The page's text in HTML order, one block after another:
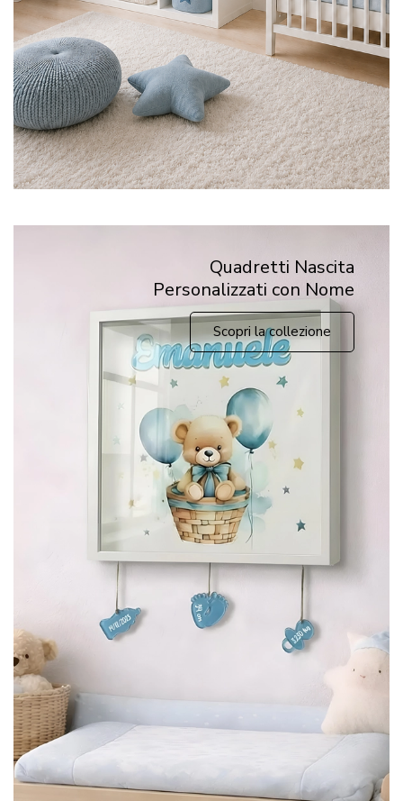
Quadretti Nascita
Personalizzati con Nome
Scopri la collezione